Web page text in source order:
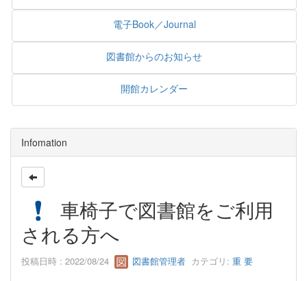
電子Book／Journal
図書館からのお知らせ
開館カレンダー
Infomation
車椅子で図書館をご利用
される方へ
投稿日時 : 2022/08/24 図書館管理者 カテゴリ: 重 要